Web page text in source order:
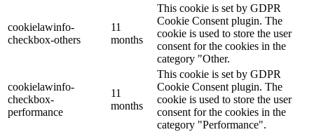
cookielawinfo-
checkbox-others
11
months
This cookie is set by GDPR
Cookie Consent plugin. The
cookie is used to store the user
consent for the cookies in the
category "Other.
cookielawinfo-
checkbox-
performance
11
months
This cookie is set by GDPR
Cookie Consent plugin. The
cookie is used to store the user
consent for the cookies in the
category "Performance".